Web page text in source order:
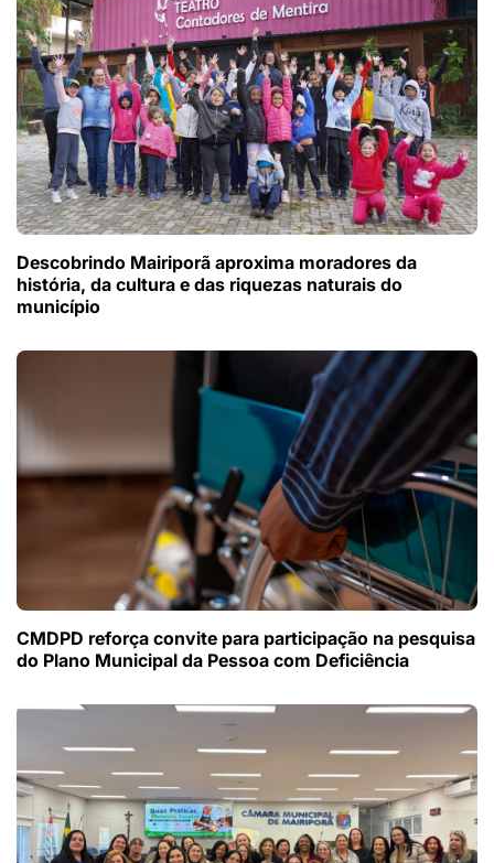
Descobrindo Mairiporã aproxima moradores da
história, da cultura e das riquezas naturais do
município
CMDPD reforça convite para participação na pesquisa
do Plano Municipal da Pessoa com Deficiência